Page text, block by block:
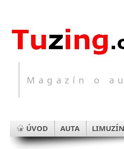
Magazín o
ÚVOD AUTA